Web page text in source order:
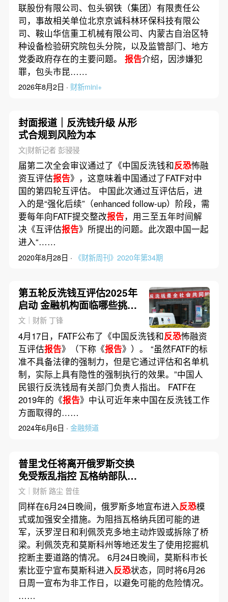
联股份有限公司、包头钢铁（集团）有限责任公
司，事故相关单位北京京诚科林环保科技有限公
司、鞍山华信重工机械有限公司、内蒙古自治区特
种设备检验研究院包头分院，以及监管部门、地方
党委政府存在的主要问题。 报告介绍，因涉嫌犯
罪，包头市昆……
2026年8月2日 · 财新mini+
封面报道｜反洗钱升级 从形
式合规到风险为本
文|财新记者 彭骎骎
届第二次全会审议通过了《中国反洗钱和反恐怖融
资互评估报告》，这意味着中国通过了FATF对中
国的第四轮互评估。 中国此次通过互评估后，进
入的是“强化后续”（enhanced follow-up）阶段，需
要每年向FATF提交整改报告，用三至五年时间解
决《互评估报告》所提出的问题。此次跟中国一起
进入“……
2020年8月28日 · 《财新周刊》2020年第34期
第五轮反洗钱互评估2025年
启动 金融机构面临哪些挑
战？
文｜财新 丁锋
4月17日，FATF公布了《中国反洗钱和反恐怖融资
互评估报告》（下称《报告》）。 “虽然FATF的标
准不具备法律的强制力，但是它通过评估和名单机
制，实际上具有隐性的强制执行的效果。”中国人
民银行反洗钱局有关部门负责人指出。 FATF在
2019年的《报告》中认可近年来中国在反洗钱工作
方面取得的……
2024年6月6日 · 金融频道
普里戈任将离开俄罗斯交换
免受叛乱指控 瓦格纳部队撤
出罗斯托夫
文｜财新 路尘 曾佳
同样在6月24日晚间，俄罗斯多地宣布进入反恐模
式或加强安全措施。为阻挡瓦格纳兵团可能的进
军，沃罗涅日和利佩茨克多地主动炸毁或拆除了桥
梁。利佩茨克和莫斯科州等地还发生了使用挖掘机
挖断主要道路的情况。 6月24日晚间，莫斯科市长
索比亚宁宣布莫斯科进入反恐状态，同时将6月26
日周一宣布为非工作日，以避免可能的危险情况。
……